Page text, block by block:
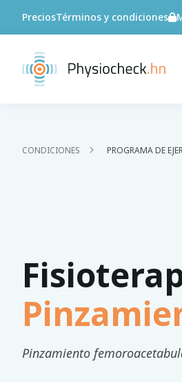
PreciosTérminos y condiciones
CONDICIONES PROGRAMA DE
Pinzamiento